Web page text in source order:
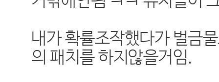
내가 확률조작했다가 벌금
의 패치를 하지않을거임.